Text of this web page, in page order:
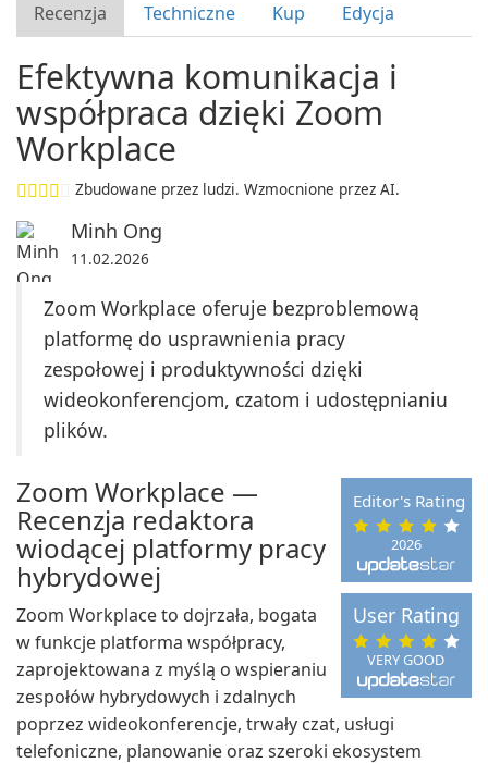
Recenzja Techniczne Kup Edycja
Efektywna komunikacja i
współpraca dzięki Zoom
Workplace
Zbudowane przez ludzi. Wzmocnione przez AI.
Minh Ong
11.02.2026
Zoom Workplace oferuje bezproblemową
platformę do usprawnienia pracy
zespołowej i produktywności dzięki
wideokonferencjom, czatom i udostępnianiu
plików.
2026
Editor's Rating
VERY GOOD
User Rating
Zoom Workplace —
Recenzja redaktora
wiodącej platformy pracy
hybrydowej
Zoom Workplace to dojrzała, bogata
w funkcje platforma współpracy,
zaprojektowana z myślą o wspieraniu
zespołów hybrydowych i zdalnych
poprzez wideokonferencje, trwały czat, usługi
telefoniczne, planowanie oraz szeroki ekosystem